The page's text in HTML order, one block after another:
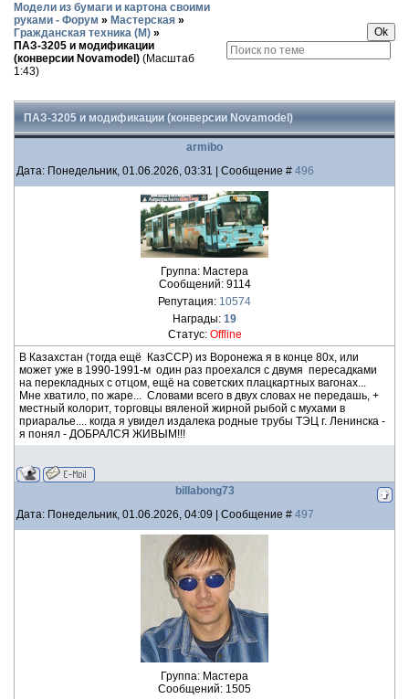
Модели из бумаги и картона своими
руками - Форум » Мастерская »
Гражданская техника (М) »
ПАЗ-3205 и модификации
(конверсии Novamodel) (Масштаб
1:43)
ПАЗ-3205 и модификации (конверсии Novamodel)
armibo
Дата: Понедельник, 01.06.2026, 03:31 | Сообщение # 496
Группа: Мастера
Сообщений: 9114
Репутация: 10574
Награды: 19
Статус: Offline
В Казахстан (тогда ещё КазССР) из Воронежа я в конце 80х, или
может уже в 1990-1991-м один раз проехался с двумя пересадками
на перекладных с отцом, ещё на советских плацкартных вагонах...
Мне хватило, по жаре... Словами всего в двух словах не передашь, +
местный колорит, торговцы вяленой жирной рыбой с мухами в
приаралье.... когда я увидел издалека родные трубы ТЭЦ г. Ленинска -
я понял - ДОБРАЛСЯ ЖИВЫМ!!!
billabong73
Дата: Понедельник, 01.06.2026, 04:09 | Сообщение # 497
Группа: Мастера
Сообщений: 1505